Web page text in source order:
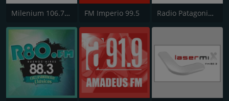
Milenium 106.7 FM FM Imperio 99.5 Radio Patagonia Argentina 630 AM